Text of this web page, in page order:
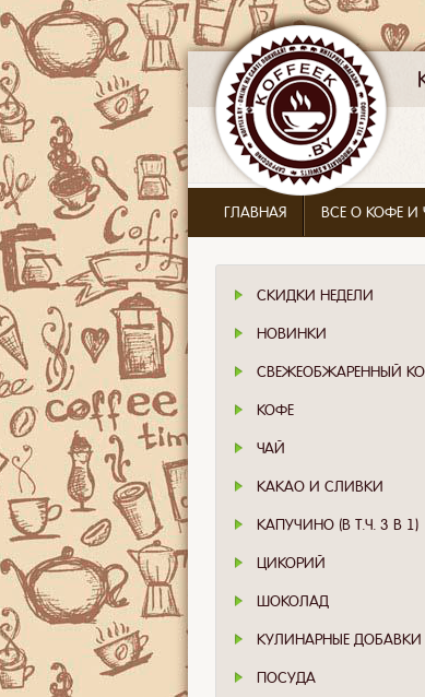
ГЛАВНАЯ ВСЕ О КОФЕ И
СКИДКИ НЕДЕЛИ
НОВИНКИ
СВЕЖЕОБЖАРЕННЫЙ
КОФЕ
ЧАЙ
КАКАО И СЛИВКИ
КАПУЧИНО (В Т.Ч. 3 В 1)
ЦИКОРИЙ
ШОКОЛАД
КУЛИНАРНЫЕ ДОБАВКИ
ПОСУДА